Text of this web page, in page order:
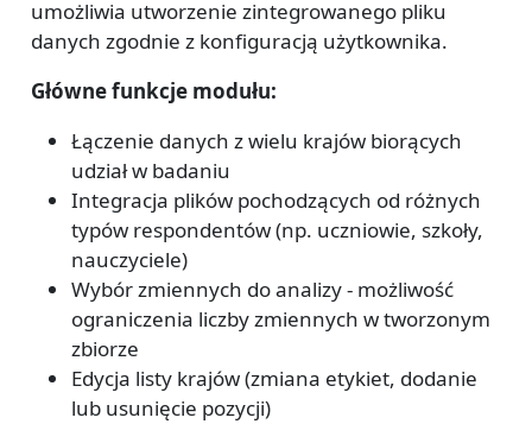
umożliwia utworzenie zintegrowanego pliku
danych zgodnie z konfiguracją użytkownika.
Główne funkcje modułu:
Łączenie danych z wielu krajów biorących
udział w badaniu
Integracja plików pochodzących od różnych
typów respondentów (np. uczniowie, szkoły,
nauczyciele)
Wybór zmiennych do analizy - możliwość
ograniczenia liczby zmiennych w tworzonym
zbiorze
Edycja listy krajów (zmiana etykiet, dodanie
lub usunięcie pozycji)